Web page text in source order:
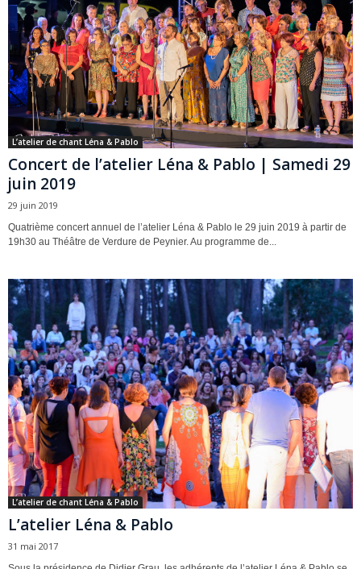
L’atelier de chant Léna & Pablo
Concert de l’atelier Léna & Pablo | Samedi 29
juin 2019
29 juin 2019
Quatrième concert annuel de l’atelier Léna & Pablo le 29 juin 2019 à partir de
19h30 au Théâtre de Verdure de Peynier. Au programme de...
L’atelier de chant Léna & Pablo
L’atelier Léna & Pablo
31 mai 2017